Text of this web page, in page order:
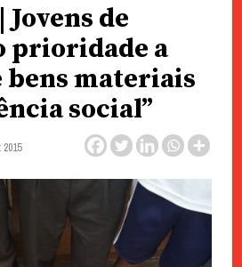
Jovens de
prioridade a
materiais
social”
2015